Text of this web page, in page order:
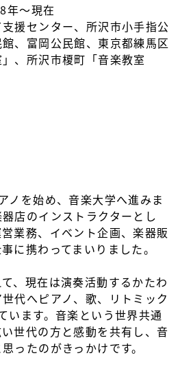
年～現在
援センター、所沢市小手指公
、富岡公民館、東京都練馬区
」、所沢市榎町「音楽教室
ノを始め、音楽大学へ進みま
店のインストラクターとし
業務、イベント企画、楽器販
に携わってまいりました。
、現在は演奏活動するかたわ
代へピアノ、歌、リトミック
います。音楽という世界共通
世代の方と感動を共有し、音
ったのがきっかけです。